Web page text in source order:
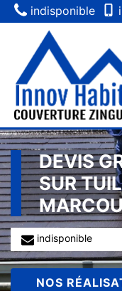
indisponible
DEVIS
SUR
indisponible
NOS